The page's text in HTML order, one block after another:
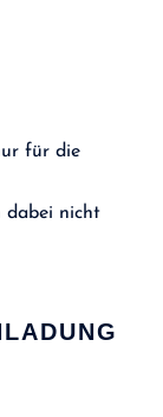
für die
dabei nicht